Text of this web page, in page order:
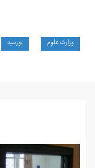
وزارت علوم بورسیه